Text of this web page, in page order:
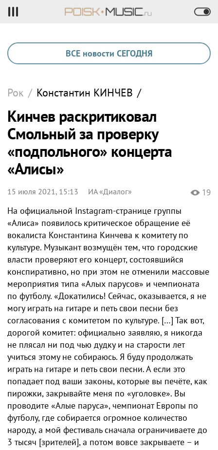
ВСЕ новости СЕГОДНЯ
Рок / Константин КИНЧЕВ /
Кинчев раскритиковал
Смольный за проверку
«подпольного» концерта
«Алисы»
15 июля 2021, 15:13 ИА «Диалог» 19
На официальной Instagram-странице группы
«Алиса» появилось критическое обращение её
вокалиста Константина Кинчева к комитету по
культуре. Музыкант возмущён тем, что городские
власти проверяют его концерт, состоявшийся
конспиративно, но при этом не отменили массовые
мероприятия типа «Алых парусов» и чемпионата
по футболу. «Докатились! Сейчас, оказывается, я не
могу играть на гитаре и петь свои песни без
согласования с комитетом по культуре. […] Так вот,
дорогой комитет: официально заявляю, я никогда
не плясал ни под чью дудку и на старости лет
учиться этому не собираюсь. Я буду продолжать
играть на гитаре и петь свои песни. А если это
попадает под ваши законы, которые вы печёте, как
пирожки, закрывайте меня по «уголовке». Вы
проводите «Алые паруса», чемпионат Европы по
футболу, где собирается огромное количество
народу, а мой фестиваль сначала ограничиваете до
3 тысяч [зрителей], а потом вовсе закрываете – и